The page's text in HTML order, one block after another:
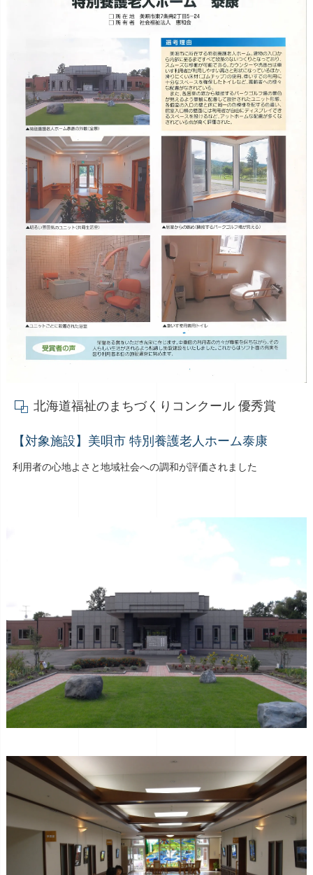
北海道福祉のまちづくりコンクール 優秀賞
【対象施設】美唄市 特別養護老人ホーム泰康
利用者の心地よさと地域社会への調和が評価されました